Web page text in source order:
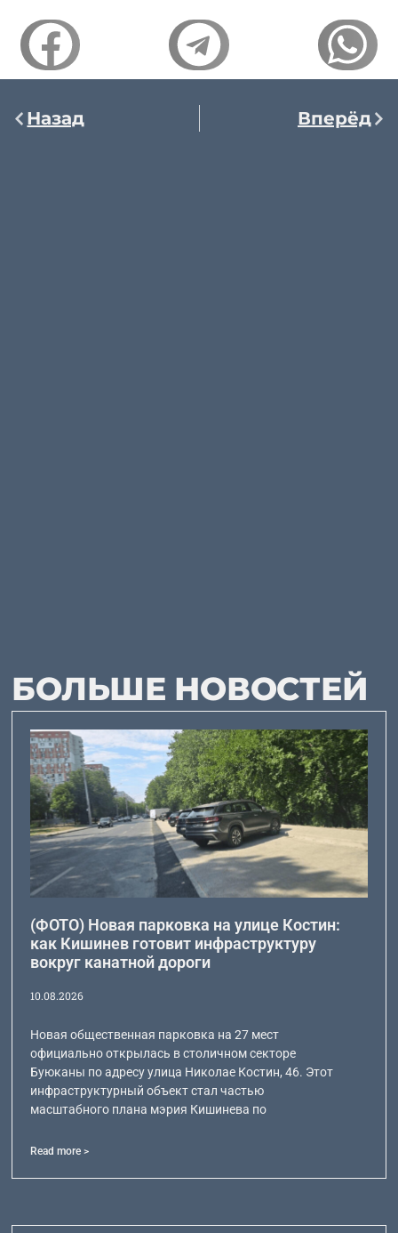
Назад Вперёд
БОЛЬШЕ НОВОСТЕЙ
(ФОТО) Новая парковка на улице Костин:
как Кишинев готовит инфраструктуру
вокруг канатной дороги
10.08.2026
Новая общественная парковка на 27 мест
официально открылась в столичном секторе
Буюканы по адресу улица Николае Костин, 46. Этот
инфраструктурный объект стал частью
масштабного плана мэрия Кишинева по
Read more >